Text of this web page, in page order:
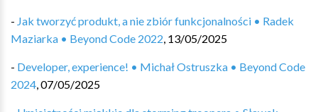
- Jak tworzyć produkt, a nie zbiór funkcjonalności • Radek
Maziarka • Beyond Code 2022, 13/05/2025
- Developer, experience! • Michał Ostruszka • Beyond Code
2024,07/05/2025